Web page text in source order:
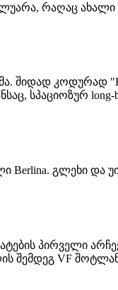
ლუარა, რაღაც
კოდურად
სპაციოზურ long-
Berlina. გლეხი
პირველი
შემდეგ VF